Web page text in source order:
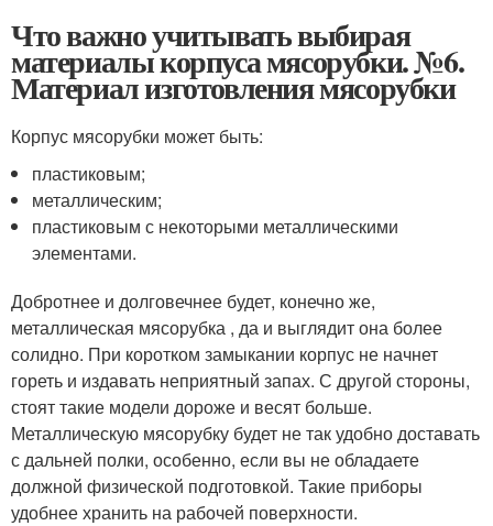
Что важно учитывать выбирая
материалы корпуса мясорубки. №6.
Материал изготовления мясорубки
Корпус мясорубки может быть:
пластиковым;
металлическим;
пластиковым с некоторыми металлическими
элементами.
Добротнее и долговечнее будет, конечно же,
металлическая мясорубка , да и выглядит она более
солидно. При коротком замыкании корпус не начнет
гореть и издавать неприятный запах. С другой стороны,
стоят такие модели дороже и весят больше.
Металлическую мясорубку будет не так удобно доставать
с дальней полки, особенно, если вы не обладаете
должной физической подготовкой. Такие приборы
удобнее хранить на рабочей поверхности.